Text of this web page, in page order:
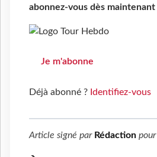
abonnez-vous dès maintenant
Je m'abonne
Déjà abonné ? Identifiez-vous
Article signé par Rédaction pour